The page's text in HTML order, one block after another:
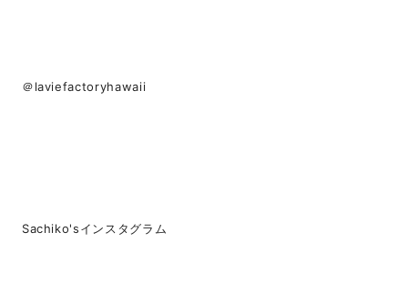
＠laviefactoryhawaii
Sachiko'sインスタグラム